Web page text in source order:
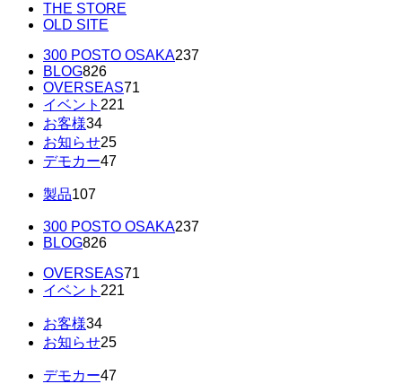
THE STORE
OLD SITE
300 POSTO OSAKA237
BLOG826
OVERSEAS71
イベント 221
お客様34
お知らせ25
デモカー47
製品107
300 POSTO OSAKA237
BLOG826
OVERSEAS71
イベント 221
お客様34
お知らせ25
デモカー47